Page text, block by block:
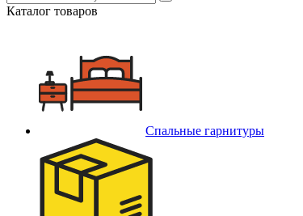
Каталог товаров
Спальные гарнитуры